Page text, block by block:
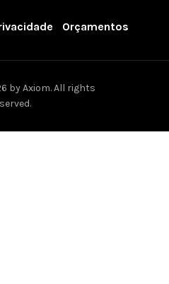
Orçamentos
by Axiom. All rights